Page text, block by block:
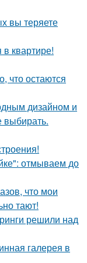
вы теряете
квартире!
что остаются
дизайном и
отмываем до
что мои
тают!
решили над
галерея в